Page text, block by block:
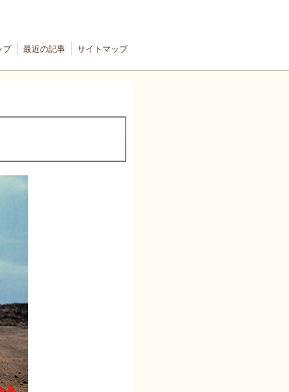
プ 最近の記事 サイトマップ